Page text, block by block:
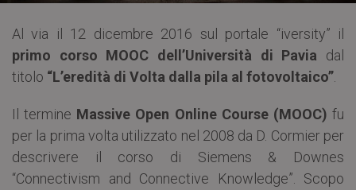
Al via il 12 dicembre 2016 sul portale “iversity” il
primo corso MOOC dell’Università di Pavia dal
titolo “L’eredità di Volta dalla pila al fotovoltaico”
Il termine Massive Open Online Course (MOOC) fu
per la prima volta utilizzato nel 2008 da D. Cormier per
descrivere il corso di Siemens & Downes
“Connectivism and Connective Knowledge”. Scopo